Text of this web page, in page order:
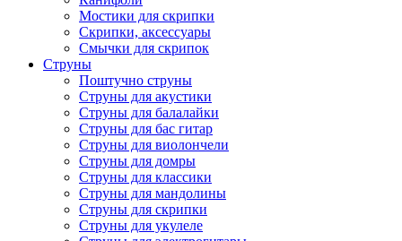
Мостики для скрипки
Скрипки, аксессуары
Смычки для скрипок
Струны
Поштучно струны
Струны для акустики
Струны для балалайки
Струны для бас гитар
Струны для виолончели
Струны для домры
Струны для классики
Струны для мандолины
Струны для скрипки
Струны для укулеле